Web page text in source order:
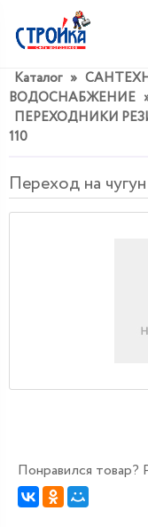
Каталог »
ВОДОСНАБЖЕНИЕ
ПЕРЕХОДНИКИ
110
Переход на
Понравился товар?